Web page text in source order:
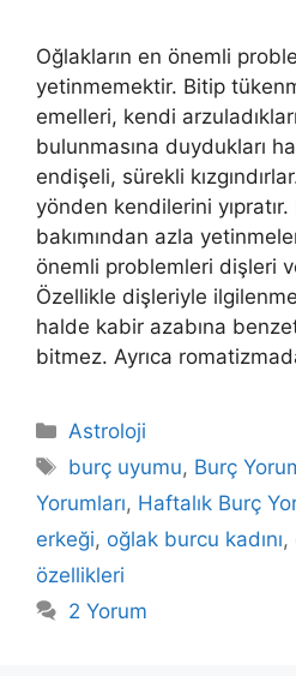
Oğlakların en önemli
yetinmemektir. Bitip
emelleri, kendi
bulun­masına duydukları
endişeli, sürekli
yönden kendilerini yıpratır.
bakımından azla
önemli problemleri dişleri
Özellikle dişleriyle
halde kabir azabına
bitmez. Ayrıca
Kategoriler
Astroloji
Etiketler
burç uyumu, Burç
Yorumları, Haftalık Burç
erkeği, oğlak burcu kadını,
özellikleri
2 Yorum